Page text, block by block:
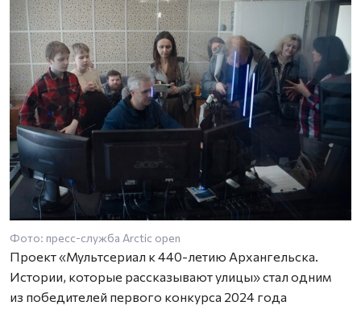
Фото: пресс-служба Arctic open
Проект «Мультсериал к 440-летию Архангельска.
Истории, которые рассказывают улицы» стал одним
из победителей первого конкурса 2024 года